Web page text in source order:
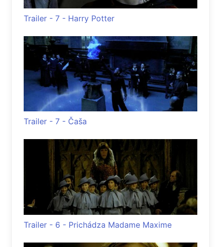
Trailer - 7 - Harry Potter
Trailer - 7 - Čaša
Trailer - 6 - Prichádza Madame Maxime